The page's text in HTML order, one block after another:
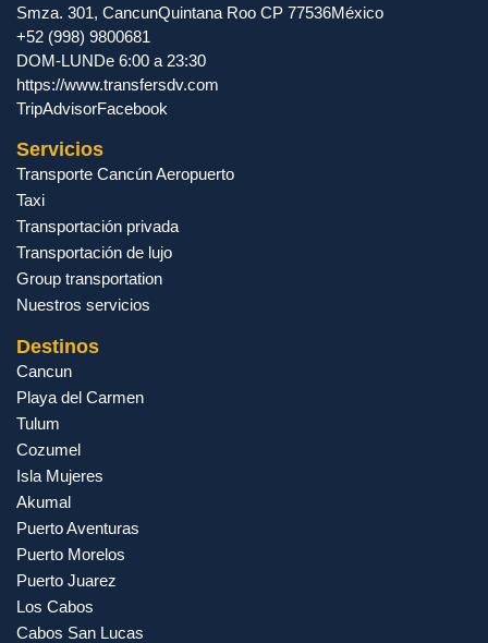
Smza. 301, CancunQuintana Roo CP 77536México
+52 (998) 9800681
DOM-LUNDe 6:00 a 23:30
https://www.transfersdv.com
TripAdvisorFacebook
Servicios
Transporte Cancún Aeropuerto
Taxi
Transportación privada
Transportación de lujo
Group transportation
Nuestros servicios
Destinos
Cancun
Playa del Carmen
Tulum
Cozumel
Isla Mujeres
Akumal
Puerto Aventuras
Puerto Morelos
Puerto Juarez
Los Cabos
Cabos San Lucas